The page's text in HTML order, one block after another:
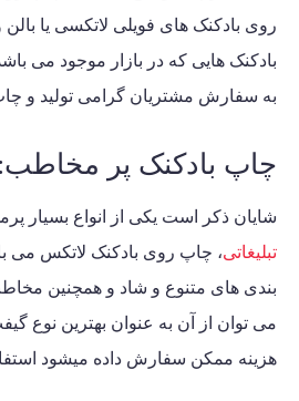
روی بادکنک های فویلی لاتکسی یا
بادکنک هایی که در بازار موجود می
به سفارش مشتریان گرامی تولید و
چاپ بادکنک پر مخاطب:
شایان ذکر است یکی از انواع بسیار
تبلیغاتی، چاپ روی بادکنک لاتکس می
بندی های متنوع و شاد و همچنین
می توان از آن به عنوان بهترین نوع
هزینه ممکن سفارش داده میشود